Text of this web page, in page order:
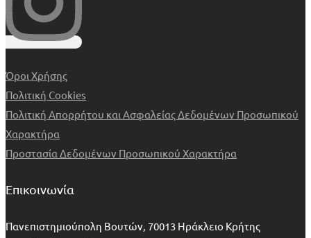
Όροι Χρήσης
Πολιτική Cookies
Πολιτική Απορρήτου και Ασφαλείας Δεδομένων Προσωπικού
Χαρακτήρα
Προστασία Δεδομένων Προσωπικού Χαρακτήρα
Επικοινωνία
Πανεπιστημιούπολη Βουτών, 70013 Ηράκλειο Κρήτης